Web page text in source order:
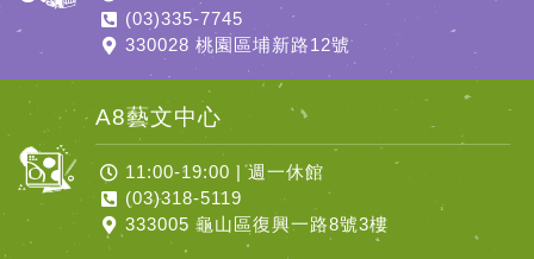
(03)335-7745
330028 桃園區埔新路12號
A8藝文中心
11:00-19:00 | 週一休館
(03)318-5119
333005 龜山區復興一路8號3樓